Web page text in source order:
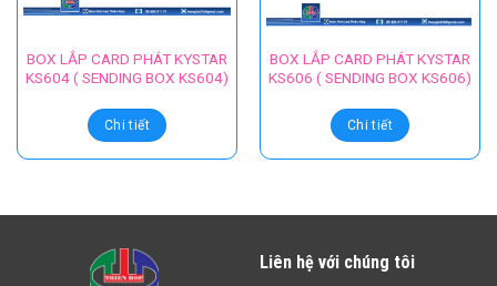
BOX LẮP CARD PHÁT KYSTAR
KS604 ( SENDING BOX KS604)
Chi tiết
BOX LẮP CARD PHÁT KYSTAR
KS606 ( SENDING BOX KS606)
Chi tiết
Liên hệ với chúng tôi